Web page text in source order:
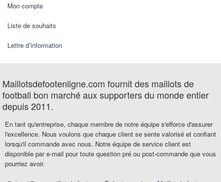
Mon compte
Liste de souhaits
Lettre d’information
Maillotsdefootenligne.com fournit des maillots de
football bon marché aux supporters du monde entier
depuis 2011.
En tant qu'entreprise, chaque membre de notre équipe s'efforce d'assurer
l'excellence. Nous voulons que chaque client se sente valorisé et confiant
lorsqu'il commande avec nous. Notre équipe de service client est
disponible par e-mail pour toute question pré ou post-commande que vous
pourriez avoir.